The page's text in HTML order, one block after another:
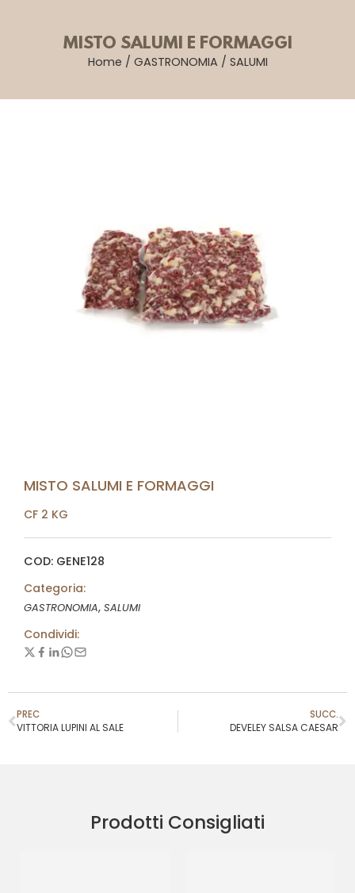
MISTO SALUMI E FORMAGGI
Home / GASTRONOMIA / SALUMI
MISTO SALUMI E FORMAGGI
CF 2 KG
COD: GENE128
Categoria:
GASTRONOMIA, SALUMI
Condividi:
PREC
VITTORIA LUPINI AL SALE
SUCC.
DEVELEY SALSA CAESAR
Prodotti Consigliati